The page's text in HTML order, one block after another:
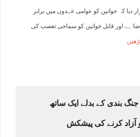
دیا کہ خواتین کو عوامی عہدوں میں برابر
ہے اور قابل خواتین کو سماجی تعصب کی
بندی کے بدلے ایک ساتھ
آزاد کرنے کی پیشکش